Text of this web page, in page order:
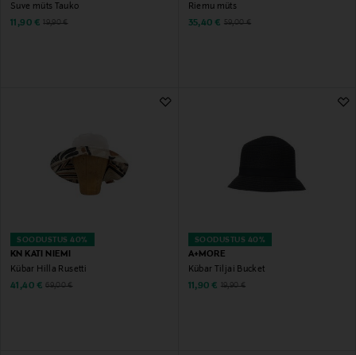
Suve müts Tauko
Discounted Price
11,90 € Original Price
19,90 €
Riemu müts
Discounted Price
35,40 € Original Price
59,00 €
SOODUSTUS 40%
KN KATI NIEMI
Kübar Hilla Rusetti
Discounted Price
41,40 € Original Price
69,00 €
SOODUSTUS 40%
A+MORE
Kübar Tiljai Bucket
Discounted Price
11,90 € Original Price
19,90 €